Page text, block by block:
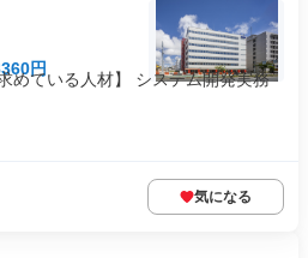
円
めている人材】 システム開発実務
気になる